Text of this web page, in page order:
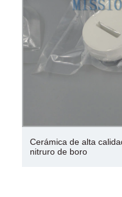
Cerámica de alta
nitruro de boro